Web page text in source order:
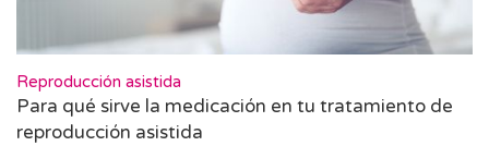
Reproducción asistida
Para qué sirve la medicación en tu tratamiento de
reproducción asistida